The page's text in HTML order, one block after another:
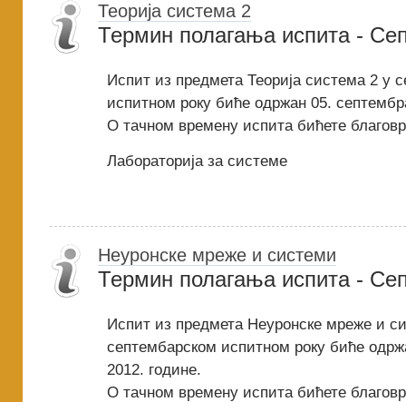
Теорија система 2
Термин полагања испита -
Испит из предмета Теорија система 2 у
испитном року биће одржан 05.
О тачном времену испита бићете
Лабораторија за системе
Неуронске мреже и системи
Термин полагања испита -
Испит из предмета Неуронске мреже и
септембарском испитном року биће
2012. године.
О тачном времену испита бићете